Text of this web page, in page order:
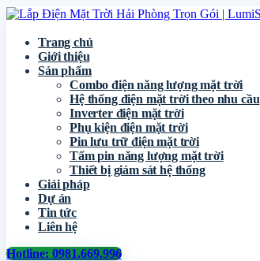
Trang chủ
Giới thiệu
Sản phẩm
Combo điện năng lượng mặt trời
Hệ thống điện mặt trời theo nhu cầu
Inverter điện mặt trời
Phụ kiện điện mặt trời
Pin lưu trữ điện mặt trời
Tấm pin năng lượng mặt trời
Thiết bị giám sát hệ thống
Giải pháp
Dự án
Tin tức
Liên hệ
Hotline: 0981.669.996